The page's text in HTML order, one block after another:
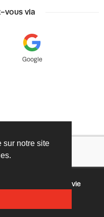
sur notre site
vous via
Google
Protection de la vie